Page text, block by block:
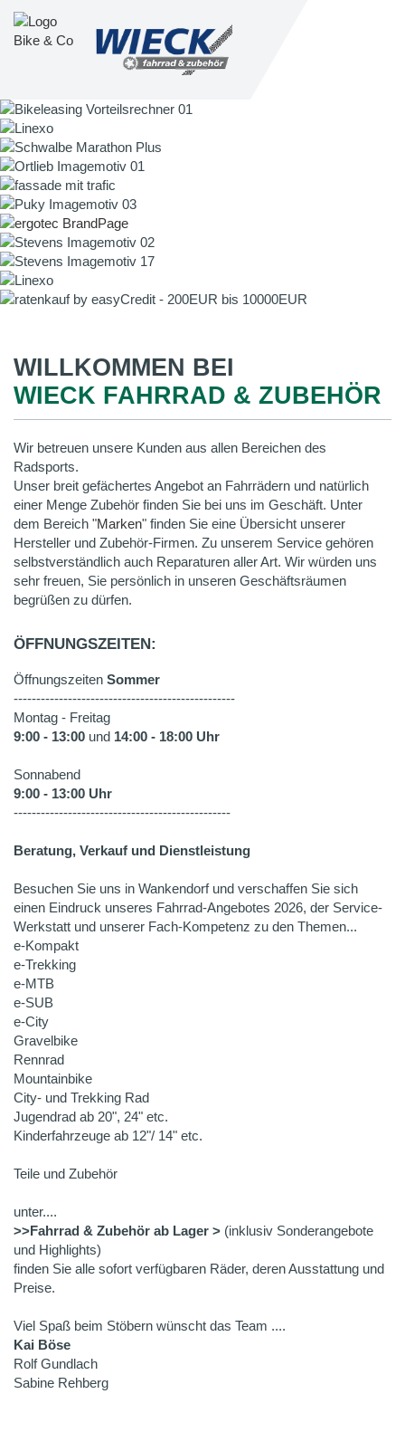
WILLKOMMEN BEI
WIECK FAHRRAD & ZUBEHÖR
Wir betreuen unsere Kunden aus allen Bereichen des
Radsports.
Unser breit gefächertes Angebot an Fahrrädern und natürlich
einer Menge Zubehör finden Sie bei uns im Geschäft. Unter
dem Bereich "Marken" finden Sie eine Übersicht unserer
Hersteller und Zubehör-Firmen. Zu unserem Service gehören
selbstverständlich auch Reparaturen aller Art. Wir würden uns
sehr freuen, Sie persönlich in unseren Geschäftsräumen
begrüßen zu dürfen.
ÖFFNUNGSZEITEN:
Öffnungszeiten Sommer
-------------------------------------------------
Montag - Freitag
9:00 - 13:00 und 14:00 - 18:00 Uhr
Sonnabend
9:00 - 13:00 Uhr
------------------------------------------------
Beratung, Verkauf und Dienstleistung
Besuchen Sie uns in Wankendorf und verschaffen Sie sich
einen Eindruck unseres Fahrrad-Angebotes 2026, der Service-
Werkstatt und unserer Fach-Kompetenz zu den Themen...
e-Kompakt
e-Trekking
e-MTB
e-SUB
e-City
Gravelbike
Rennrad
Mountainbike
City- und Trekking Rad
Jugendrad ab 20", 24" etc.
Kinderfahrzeuge ab 12"/ 14" etc.
Teile und Zubehör
unter....
>>Fahrrad & Zubehör ab Lager > (inklusiv Sonderangebote
und Highlights)
finden Sie alle sofort verfügbaren Räder, deren Ausstattung und
Preise.
Viel Spaß beim Stöbern wünscht das Team ....
Kai Böse
Rolf Gundlach
Sabine Rehberg